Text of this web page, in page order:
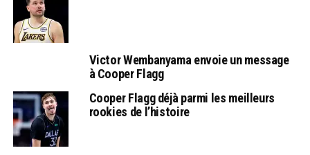
Victor Wembanyama envoie un message
à Cooper Flagg
Cooper Flagg déjà parmi les meilleurs
rookies de l’histoire